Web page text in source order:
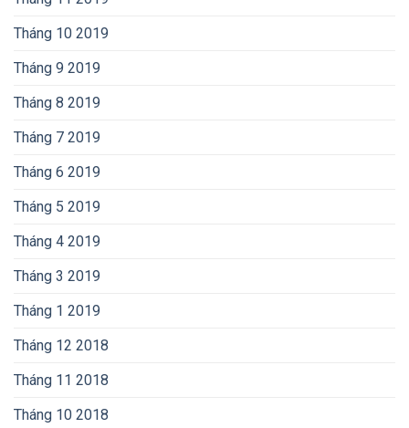
Tháng 10 2019
Tháng 9 2019
Tháng 8 2019
Tháng 7 2019
Tháng 6 2019
Tháng 5 2019
Tháng 4 2019
Tháng 3 2019
Tháng 1 2019
Tháng 12 2018
Tháng 11 2018
Tháng 10 2018